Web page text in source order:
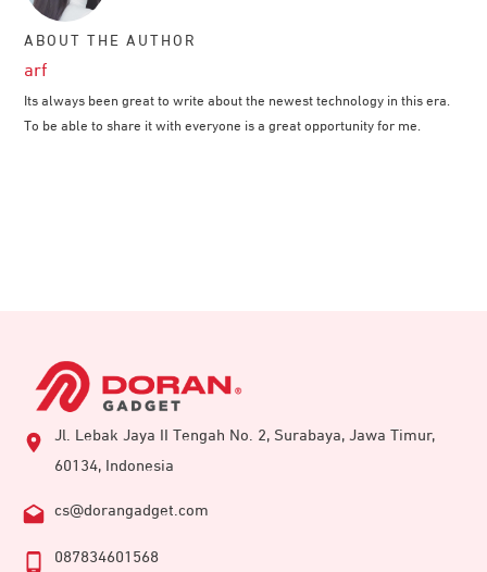
ABOUT THE AUTHOR
arf
Its always been great to write about the newest technology in this era.
To be able to share it with everyone is a great opportunity for me.
Jl. Lebak Jaya II Tengah No. 2, Surabaya, Jawa Timur,
60134, Indonesia
cs@dorangadget.com
087834601568